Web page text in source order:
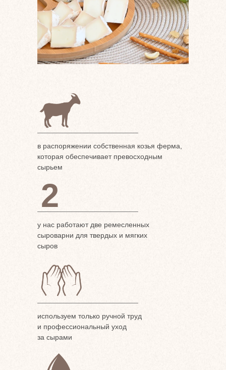
2
у нас работают две ремесленных
сыроварни для твердых и мягких
сыров
в распоряжении собственная козья ферма,
которая обеспечивает превосходным
сырьем
используем только ручной труд
и профессиональный уход
за сырами